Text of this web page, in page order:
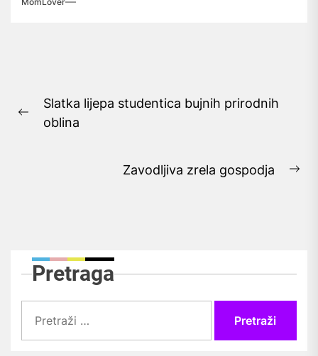
objava
Previous
Slatka lijepa studentica bujnih prirodnih
oblina
Zavodljiva zrela gospodja
Pretraga